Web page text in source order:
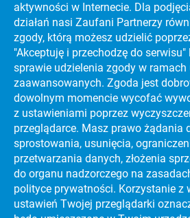
PORADNIKI
STRES NA MATURZE
PORADNIKI
CIEKAWE KIERUNKI STUDIÓW
PORADNIKI
JAK ZDAĆ MATURĘ?
PORADNIKI
DARMOWY KURS MATURALNY!
PORADNIKI
NAJLEPSZE UCZELNIE WYŻSZE NA
PORADNIKI
EFEKTYWNA NAUKA
ZOBACZ KATALOG
aktywności w Internecie. Dla
działań nasi Zaufani Partnerzy
zgody, którą możesz udzielić
"Akceptuję i przechodzę do
sprawie udzielenia zgody w ramach
zaawansowanych. Zgoda jest
dowolnym momencie wycofać
z ustawieniami poprzez
przeglądarce. Masz prawo żądania
sprostowania, usunięcia,
przetwarzania danych, złożenia
do organu nadzorczego na
polityce prywatności. Korzystanie z
ustawień Twojej przeglądarki